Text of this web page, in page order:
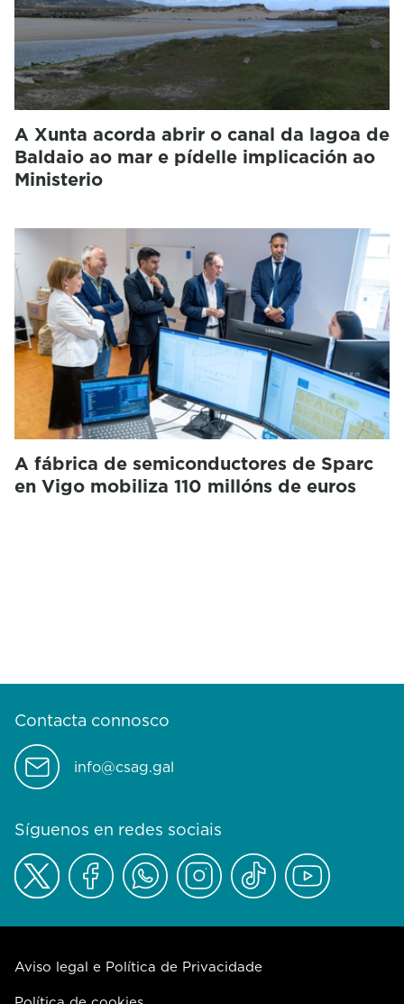
A Xunta acorda abrir o canal da lagoa de
Baldaio ao mar e pídelle implicación ao
Ministerio
A fábrica de semiconductores de Sparc
en Vigo mobiliza 110 millóns de euros
Contacta connosco
info@csag.gal
Síguenos en redes sociais
Aviso legal e Política de Privacidade